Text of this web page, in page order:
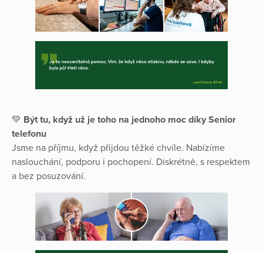
💚 Být tu, když už je toho na jednoho moc díky Senior
telefonu
Jsme na příjmu, když přijdou těžké chvíle. Nabízíme
naslouchání, podporu i pochopení. Diskrétně, s respektem
a bez posuzování.